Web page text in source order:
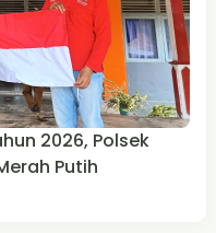
2026, Polsek
Putih